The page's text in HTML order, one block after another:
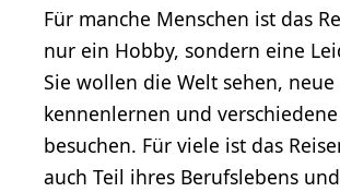
Für manche Menschen ist das
nur ein Hobby, sondern eine
Sie wollen die Welt sehen,
kennenlernen und
besuchen. Für viele ist das
auch Teil ihres Berufslebens